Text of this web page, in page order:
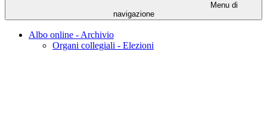
Menu di
navigazione
Albo online - Archivio
Organi collegiali - Elezioni